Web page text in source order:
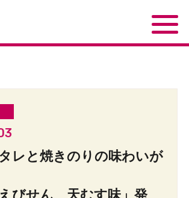
レと焼きのりの味わいが
えびせん 天むす味」発